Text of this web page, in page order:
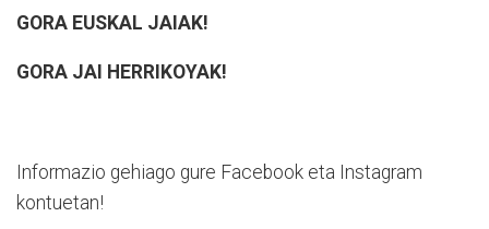
GORA EUSKAL JAIAK!
GORA JAI HERRIKOYAK!
Informazio gehiago gure Facebook eta Instagram
kontuetan!